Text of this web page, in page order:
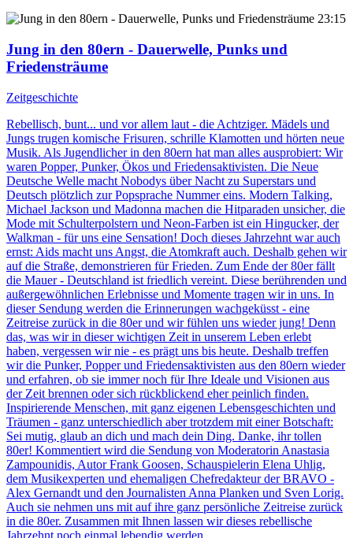
23:15
Jung in den 80ern - Dauerwelle, Punks und
Friedensträume
Zeitgeschichte
Rebellisch, bunt... und vor allem laut - die Achtziger. Mädels und
Jungs trugen komische Frisuren, schrille Klamotten und hörten neue
Musik. Als Jugendlicher in den 80ern hat man alles ausprobiert: Wir
waren Popper, Punker, Ökos und Friedensaktivisten. Die Neue
Deutsche Welle macht Nobodys über Nacht zu Superstars und
Deutsch plötzlich zur Popsprache Nummer eins. Modern Talking,
Michael Jackson und Madonna machen die Hitparaden unsicher, die
Mode mit Schulterpolstern und Neon-Farben ist ein Hingucker, der
Walkman - für uns eine Sensation! Doch dieses Jahrzehnt war auch
ernst: Aids macht uns Angst, die Atomkraft auch. Deshalb gehen wir
auf die Straße, demonstrieren für Frieden. Zum Ende der 80er fällt
die Mauer - Deutschland ist friedlich vereint. Diese berührenden und
außergewöhnlichen Erlebnisse und Momente tragen wir in uns. In
dieser Sendung werden die Erinnerungen wachgeküsst - eine
Zeitreise zurück in die 80er und wir fühlen uns wieder jung! Denn
das, was wir in dieser wichtigen Zeit in unserem Leben erlebt
haben, vergessen wir nie - es prägt uns bis heute. Deshalb treffen
wir die Punker, Popper und Friedensaktivisten aus den 80ern wieder
und erfahren, ob sie immer noch für Ihre Ideale und Visionen aus
der Zeit brennen oder sich rückblickend eher peinlich finden.
Inspirierende Menschen, mit ganz eigenen Lebensgeschichten und
Träumen - ganz unterschiedlich aber trotzdem mit einer Botschaft:
Sei mutig, glaub an dich und mach dein Ding. Danke, ihr tollen
80er! Kommentiert wird die Sendung von Moderatorin Anastasia
Zampounidis, Autor Frank Goosen, Schauspielerin Elena Uhlig,
dem Musikexperten und ehemaligen Chefredakteur der BRAVO -
Alex Gernandt und den Journalisten Anna Planken und Sven Lorig.
Auch sie nehmen uns mit auf ihre ganz persönliche Zeitreise zurück
in die 80er. Zusammen mit Ihnen lassen wir dieses rebellische
Jahrzehnt noch einmal lebendig werden.